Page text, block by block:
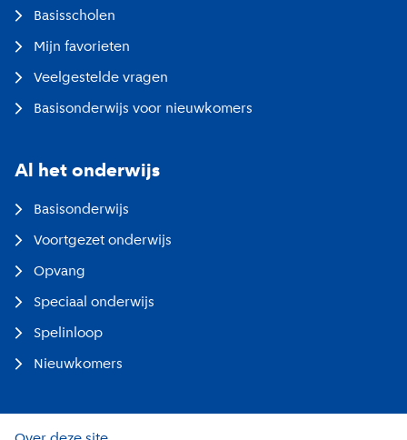
Basisscholen
Mijn favorieten
Veelgestelde vragen
Basisonderwijs voor nieuwkomers
Al het onderwijs
Basisonderwijs
Voortgezet onderwijs
Opvang
Speciaal onderwijs
Spelinloop
Nieuwkomers